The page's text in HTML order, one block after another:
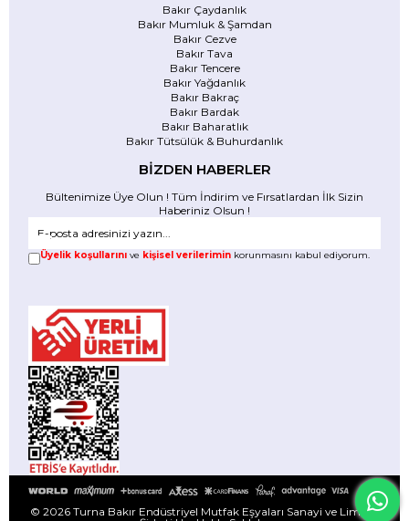
Bakır Çaydanlık
Bakır Mumluk & Şamdan
Bakır Cezve
Bakır Tava
Bakır Tencere
Bakır Yağdanlık
Bakır Bakraç
Bakır Bardak
Bakır Baharatlık
Bakır Tütsülük & Buhurdanlık
BİZDEN HABERLER
Bültenimize Üye Olun ! Tüm İndirim ve Fırsatlardan İlk Sizin
Haberiniz Olsun !
Üyelik koşullarını ve kişisel verilerimin korunmasını kabul ediyorum.
© 2026 Turna Bakır Endüstriyel Mutfak Eşyaları Sanayi ve Limited